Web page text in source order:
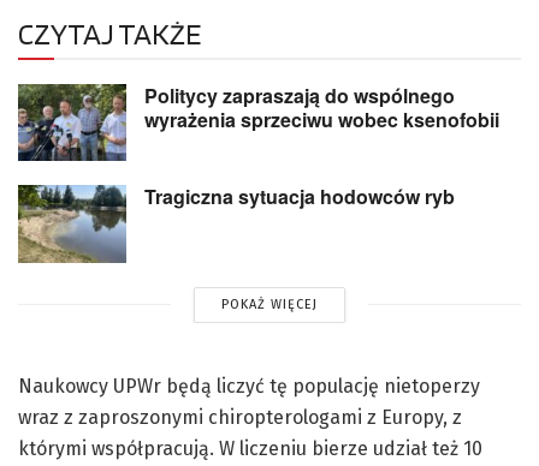
CZYTAJ TAKŻE
Politycy zapraszają do wspólnego
wyrażenia sprzeciwu wobec ksenofobii
Tragiczna sytuacja hodowców ryb
POKAŻ WIĘCEJ
Naukowcy UPWr będą liczyć tę populację nietoperzy
wraz z zaproszonymi chiropterologami z Europy, z
którymi współpracują. W liczeniu bierze udział też 10